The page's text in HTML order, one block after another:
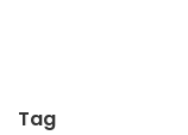
Tag